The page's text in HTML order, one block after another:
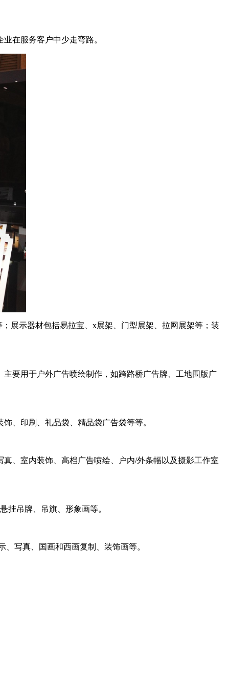
在服务客户中少走弯路。
展示器材包括易拉宝、x展架、门型展架、拉网展架等；装
要用于户外广告喷绘制作，如跨路桥广告牌、工地围版广
、印刷、礼品袋、精品袋广告袋等等。
、室内装饰、高档广告喷绘、户内/外条幅以及摄影工作室
挂吊牌、吊旗、形象画等。
写真、国画和西画复制、装饰画等。